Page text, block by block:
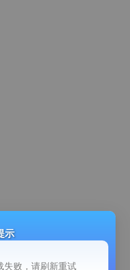
示
失败，请刷新重试